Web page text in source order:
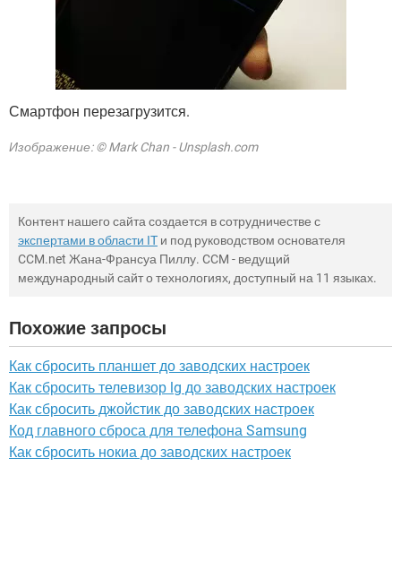
Смартфон перезагрузится.
Изображение: © Mark Chan - Unsplash.com
Контент нашего сайта создается в сотрудничестве с
экспертами в области IT и под руководством основателя
CCM.net Жана-Франсуа Пиллу. CCM - ведущий
международный сайт о технологиях, доступный на 11 языках.
Похожие запросы
Как сбросить планшет до заводских настроек
Как сбросить телевизор lg до заводских настроек
Как сбросить джойстик до заводских настроек
Код главного сброса для телефона Samsung
Как сбросить нокиа до заводских настроек